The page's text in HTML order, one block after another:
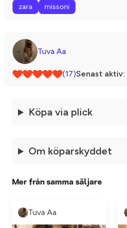
zara
missoni
Tuva Aa
(17)Senast aktiv:
Köpa via plick
Om köparskyddet
Mer från samma säljare
Tuva Aa